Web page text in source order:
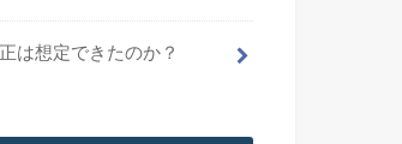
は想定できたのか？